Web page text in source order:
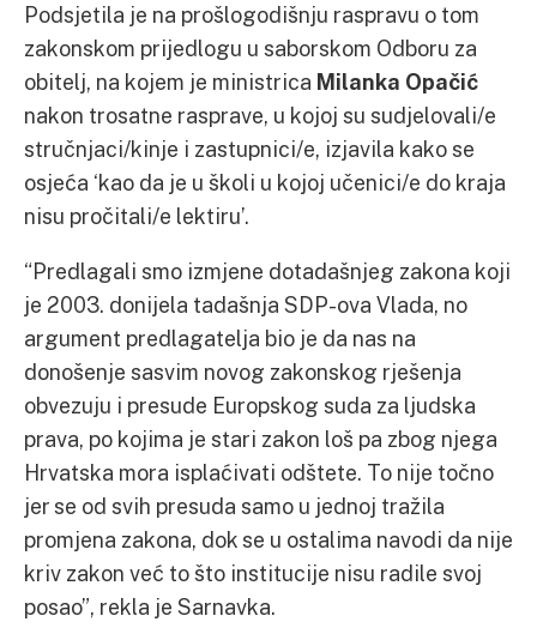
Podsjetila je na prošlogodišnju raspravu o tom
zakonskom prijedlogu u saborskom Odboru za
obitelj, na kojem je ministrica Milanka Opačić
nakon trosatne rasprave, u kojoj su sudjelovali/e
stručnjaci/kinje i zastupnici/e, izjavila kako se
osjeća ‘kao da je u školi u kojoj učenici/e do kraja
nisu pročitali/e lektiru’.
“Predlagali smo izmjene dotadašnjeg zakona koji
je 2003. donijela tadašnja SDP-ova Vlada, no
argument predlagatelja bio je da nas na
donošenje sasvim novog zakonskog rješenja
obvezuju i presude Europskog suda za ljudska
prava, po kojima je stari zakon loš pa zbog njega
Hrvatska mora isplaćivati odštete. To nije točno
jer se od svih presuda samo u jednoj tražila
promjena zakona, dok se u ostalima navodi da nije
kriv zakon već to što institucije nisu radile svoj
posao”, rekla je Sarnavka.